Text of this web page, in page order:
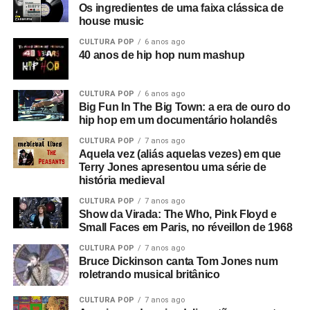
aurora, era um retorno ao passado. Ouvimos discursos de
campos de trabalho forçado em uma entrevista que ele
deu a Tony Wilson, curiosamente
(o criador da Factory
era apresentador de talk shows na TV)
como: “Eles serão obrigados a trabalhar como nunca
trabalharam antes”, e isso leva a uma montagem de
é o consumismo – o novo fascismo! Nesse ponto, era
algo local, mas dava a sensação de que algo muito ruim
estava acontecendo e que se tornaria maior.
Então você tem essa coisa de lei e ordem, esse fascismo
corporativo, e aí eu corto para a banda na sala de ensaio.
Parece ótimo, bem underground. Sabe, underground no
sentido político, tipo a resistência francesa. Mas esse era
um underground cultural. Eles eram a resistência contra
tudo isso lá fora.
Os ingredientes de uma faixa clássica de
house music
CULTURA POP 6 anos ago
40 anos de hip hop num mashup
CULTURA POP 6 anos ago
Big Fun In The Big Town: a era de ouro do
hip hop em um documentário holandês
CULTURA POP 7 anos ago
Aquela vez (aliás aquelas vezes) em que
Terry Jones apresentou uma série de
história medieval
CULTURA POP 7 anos ago
Show da Virada: The Who, Pink Floyd e
Small Faces em Paris, no réveillon de 1968
CULTURA POP 7 anos ago
Bruce Dickinson canta Tom Jones num
roletrando musical britânico
CULTURA POP 7 anos ago